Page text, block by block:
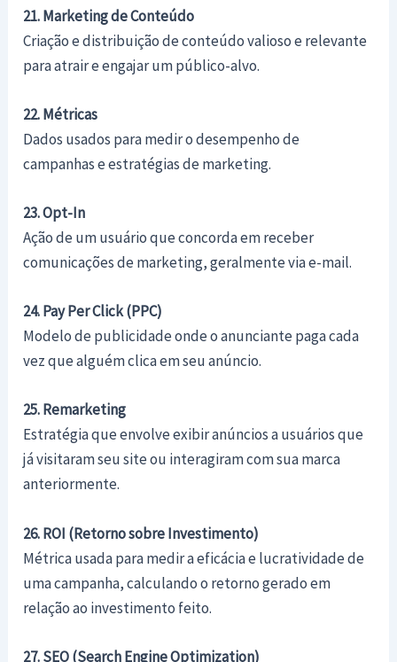
21. Marketing de Conteúdo
Criação e distribuição de conteúdo valioso e relevante
para atrair e engajar um público-alvo.
22. Métricas
Dados usados para medir o desempenho de
campanhas e estratégias de marketing.
23. Opt-In
Ação de um usuário que concorda em receber
comunicações de marketing, geralmente via e-mail.
24. Pay Per Click (PPC)
Modelo de publicidade onde o anunciante paga cada
vez que alguém clica em seu anúncio.
25. Remarketing
Estratégia que envolve exibir anúncios a usuários que
já visitaram seu site ou interagiram com sua marca
anteriormente.
26. ROI (Retorno sobre Investimento)
Métrica usada para medir a eficácia e lucratividade de
uma campanha, calculando o retorno gerado em
relação ao investimento feito.
27. SEO (Search Engine Optimization)